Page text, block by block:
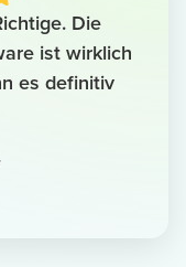
Die
ist wirklich
es definitiv